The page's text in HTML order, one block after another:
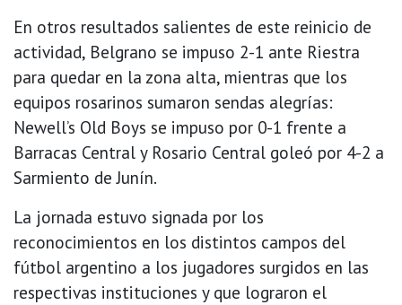
En otros resultados salientes de este reinicio de
actividad, Belgrano se impuso 2-1 ante Riestra
para quedar en la zona alta, mientras que los
equipos rosarinos sumaron sendas alegrías:
Newell’s Old Boys se impuso por 0-1 frente a
Barracas Central y Rosario Central goleó por 4-2 a
Sarmiento de Junín.
La jornada estuvo signada por los
reconocimientos en los distintos campos del
fútbol argentino a los jugadores surgidos en las
respectivas instituciones y que lograron el